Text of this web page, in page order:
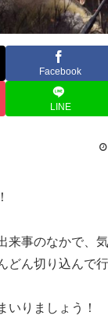
Facebook
LINE
来事のなかで、
どん切り込んで
いりましょう！